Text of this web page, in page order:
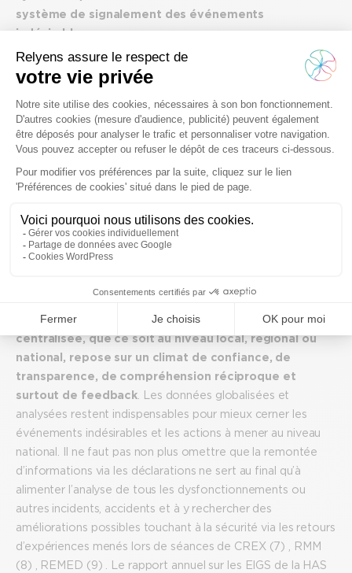
système de signalement des événements
indésirables.
Ainsi, il n’est pas rare de nous entendre dire que les
déclarations à destination des Agences Régionales de
Santé ont été arrêtées suite à de mauvaises expériences en
réponse à celles-ci.
Sans en faire une généralité, ces constats nous montrent
que le déficit culturel n’est pas exclusivement l’apanage des
hospitaliers mais qu’il peut également être présent au
HAS sur les EIGS daté de décembre 2021 (5) nous montre
d’ailleurs une grande variabilité interrégionale du taux de
déclaration probablement liée à la diversité des politiques
Le bon fonctionnement d’une gestion des risques
centralisée, que ce soit au niveau local, régional ou
national, repose sur un climat de confiance, de
transparence, de compréhension réciproque et
surtout de feedback . Les données globalisées et
analysées restent indispensables pour mieux cerner les
événements indésirables et les actions à mener au niveau
national. Il ne faut pas non plus omettre que la remontée
d’informations via les déclarations ne sert au final qu’à
alimenter l’analyse de tous les dysfonctionnements ou
autres incidents, accidents et à y rechercher des
améliorations possibles touchant à la sécurité via les retours
d’expériences menés lors de séances de CREX (7) , RMM
(8) , REMED (9) . Le rapport annuel sur les EIGS de la HAS